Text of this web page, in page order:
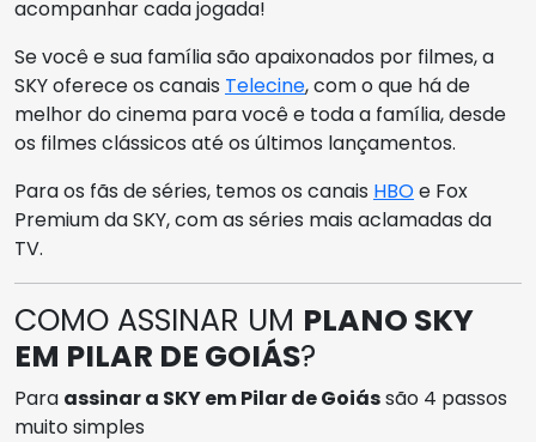
acompanhar cada jogada!
Se você e sua família são apaixonados por filmes, a
SKY oferece os canais Telecine, com o que há de
melhor do cinema para você e toda a família, desde
os filmes clássicos até os últimos lançamentos.
Para os fãs de séries, temos os canais HBOe Fox
Premium da SKY, com as séries mais aclamadas da
TV.
COMO ASSINAR UM PLANO SKY
EM PILAR DE GOIÁS?
Para assinar a SKY em Pilar de Goiássão 4 passos
muito simples